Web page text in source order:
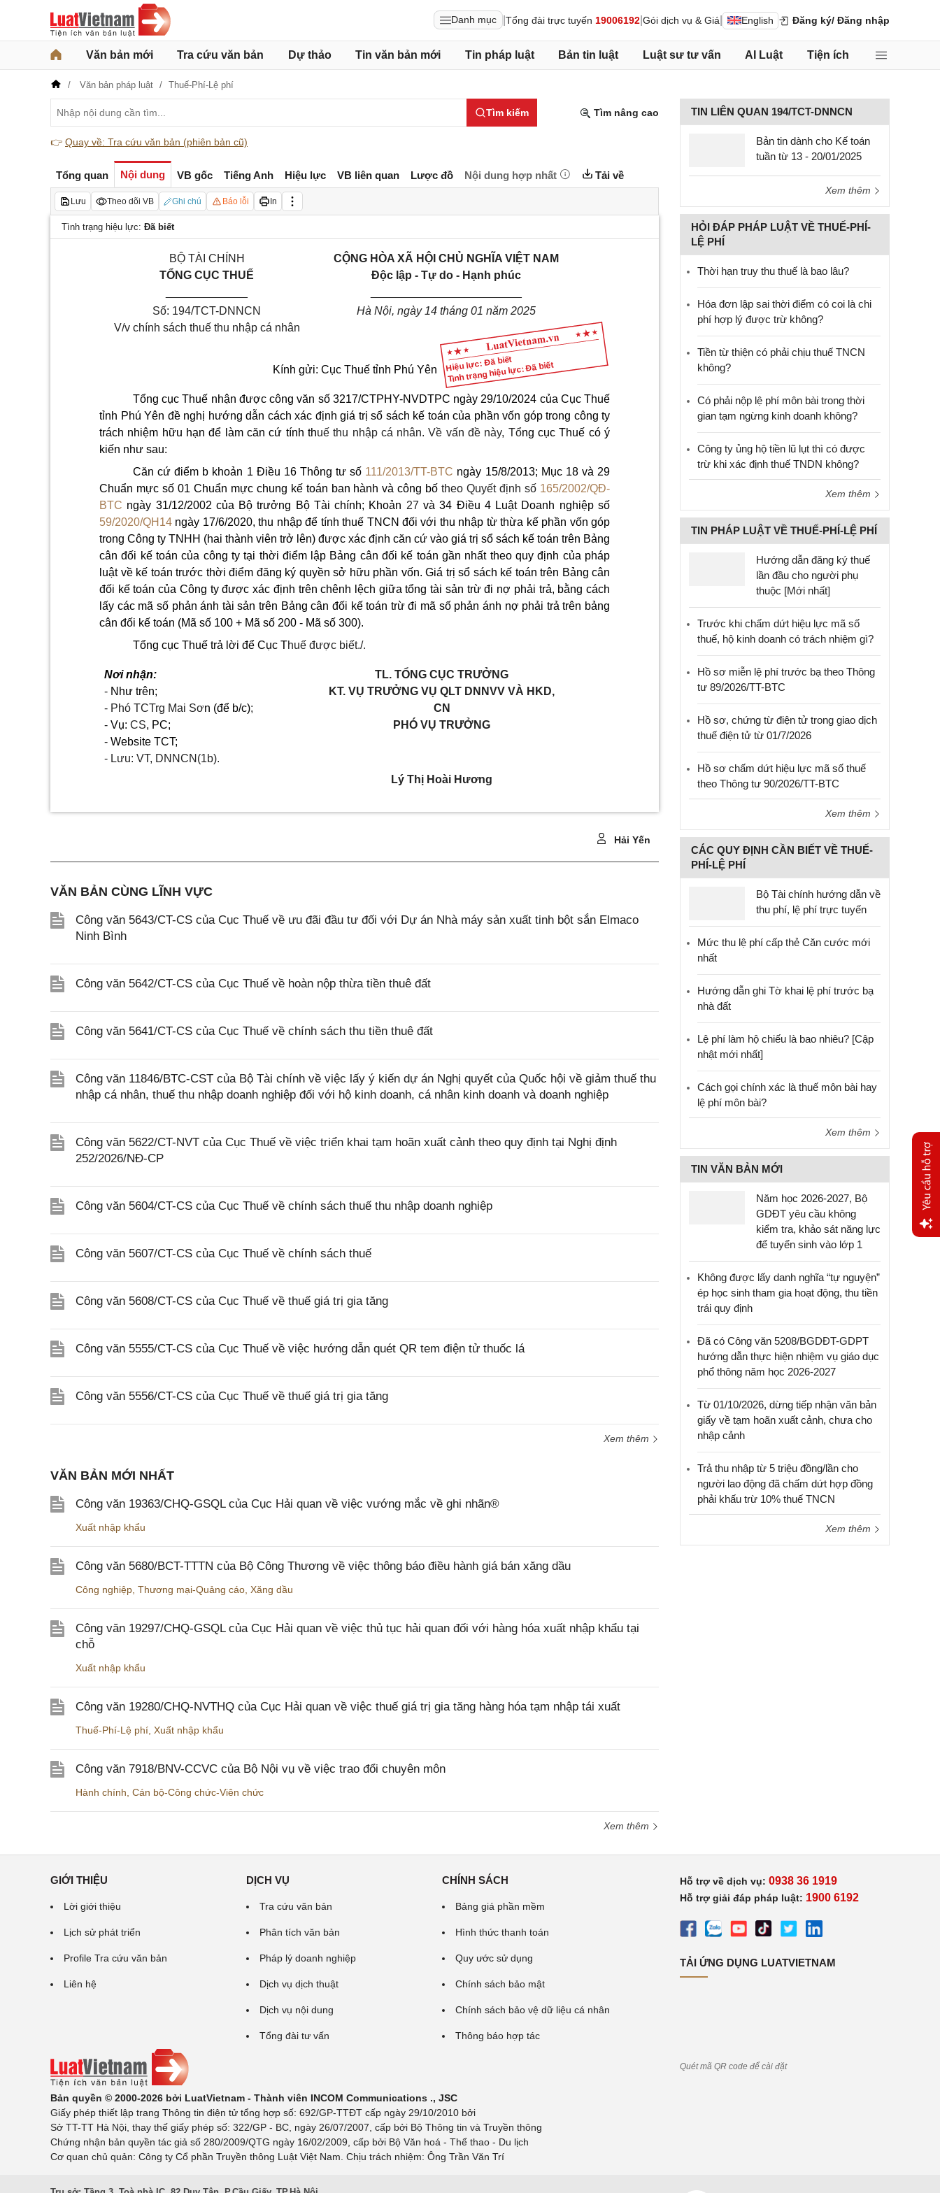
Danh mục Tổng đài trực tuyến 19006192 Gói dịch vụ & Giá English Đăng ký/ Đăng nhập
Văn bản mới Tra cứu văn bản Dự thảo Tin văn bản mới Tin pháp luật Bản tin luật Luật sư tư vấn AI Luật Tiện ích
Văn bản pháp luật Thuế-Phí-Lệ phí
Tìm kiếm Tìm nâng cao
👉 Quay về: Tra cứu văn bản (phiên bản cũ)
Tổng quan Nội dung VB gốc Tiếng Anh Hiệu lực VB liên quan Lược đồ Nội dung hợp nhất Tải về
Lưu Theo dõi VB Ghi chú Báo lỗi In
Tình trạng hiệu lực: Đã biết
Hiệu lực: Đã biết
Tình trạng hiệu lực: Đã biết
BỘ TÀI CHÍNH
TỔNG CỤC THUẾ
Số: 194/TCT-DNNCN
V/v chính sách thuế thu nhập cá nhân
CỘNG HÒA XÃ HỘI CHỦ NGHĨA VIỆT NAM
Độc lập - Tự do - Hạnh phúc
Hà Nội, ngày 14tháng 01 năm 2025
Kính gửi: Cục Thuế tỉnh Phú Yên
Tổng cục Thuế nhận được công văn số 3217/CTPHY-NVDTPC ngày 29/10/2024 của Cục Thuế
tỉnh Phú Yên đề nghị hướng dẫn cách xác định giá trị sổ sách kế toán của phần vốn góp trong công ty
trách nhiệm hữu hạn để làm căn cứ tính thuế thu nhập cá nhân.Về vấn đề này, Tổng cục Thuế có ý
kiến như sau:
Căn cứ điểm b khoản 1 Điều 16 Thông tư số 111/2013/TT-BTC ngày 15/8/2013; Mục 18 và 29
Chuẩn mực số 01 Chuẩn mực chung kế toán ban hành và công bố theo Quyết định số 165/2002/QĐ-
BTC ngày 31/12/2002 của Bộ trưởng Bộ Tài chính; Khoản 27 và 34 Điều 4 Luật Doanh nghiệp số
59/2020/QH14 ngày 17/6/2020, thu nhập để tính thuế TNCN đối với thu nhập từ thừa kế phần vốn góp
trong Công ty TNHH (hai thành viên trở lên) được xác định căn cứ vào giá trị sổ sách kế toán trên Bảng
cân đối kế toán của công ty tại thời điểm lập Bảng cân đối kế toán gần nhất theo quy định của pháp
luật về kế toán trước thời điểm đăng ký quyền sở hữu phần vốn. Giá trị sổ sách kế toán trên Bảng cân
đối kế toán của Công ty được xác định trên chênh lệch giữa tổng tài sản trừ đi nợ phải trả, bằng cách
lấy các mã số phản ánh tài sản trên Bảng cân đối kế toán trừ đi mã số phản ánh nợ phải trả trên bảng
cân đối kế toán (Mã số 100 + Mã số 200 - Mã số 300).
Tổng cục Thuế trả lời để Cục Thuế được biết./.
Nơi nhận:
- Như trên;
- Phó TCTrg Mai Sơn (để b/c);
-Vụ:CS, PC;
-Website TCT;
- Lưu: VT, DNNCN(1b).
TL. TỔNG CỤC TRƯỞNG
KT. VỤ TRƯỞNG VỤ QLT DNNVV VÀ HKD,
CN
PHÓ VỤ TRƯỞNG
Lý Thị Hoài Hương
Hải Yến
VĂN BẢN CÙNG LĨNH VỰC
Công văn 5643/CT-CS của Cục Thuế về ưu đãi đầu tư đối với Dự án Nhà máy sản xuất tinh bột sắn Elmaco
Ninh Bình
Công văn 5642/CT-CS của Cục Thuế về hoàn nộp thừa tiền thuê đất
Công văn 5641/CT-CS của Cục Thuế về chính sách thu tiền thuê đất
Công văn 11846/BTC-CST của Bộ Tài chính về việc lấy ý kiến dự án Nghị quyết của Quốc hội về giảm thuế thu
nhập cá nhân, thuế thu nhập doanh nghiệp đối với hộ kinh doanh, cá nhân kinh doanh và doanh nghiệp
Công văn 5622/CT-NVT của Cục Thuế về việc triển khai tạm hoãn xuất cảnh theo quy định tại Nghị định
252/2026/NĐ-CP
Công văn 5604/CT-CS của Cục Thuế về chính sách thuế thu nhập doanh nghiệp
Công văn 5607/CT-CS của Cục Thuế về chính sách thuế
Công văn 5608/CT-CS của Cục Thuế về thuế giá trị gia tăng
Công văn 5555/CT-CS của Cục Thuế về việc hướng dẫn quét QR tem điện tử thuốc lá
Công văn 5556/CT-CS của Cục Thuế về thuế giá trị gia tăng
Xem thêm
VĂN BẢN MỚI NHẤT
Công văn 19363/CHQ-GSQL của Cục Hải quan về việc vướng mắc về ghi nhãn®
Xuất nhập khẩu
Công văn 5680/BCT-TTTN của Bộ Công Thương về việc thông báo điều hành giá bán xăng dầu
Công nghiệp Thương mại-Quảng cáo Xăng dầu
Công văn 19297/CHQ-GSQL của Cục Hải quan về việc thủ tục hải quan đối với hàng hóa xuất nhập khẩu tại
chỗ
Xuất nhập khẩu
Công văn 19280/CHQ-NVTHQ của Cục Hải quan về việc thuế giá trị gia tăng hàng hóa tạm nhập tái xuất
Thuế-Phí-Lệ phí Xuất nhập khẩu
Công văn 7918/BNV-CCVC của Bộ Nội vụ về việc trao đổi chuyên môn
Hành chính Cán bộ-Công chức-Viên chức
Xem thêm
TIN LIÊN QUAN 194/TCT-DNNCN
Bản tin dành cho Kế toán
tuần từ 13 - 20/01/2025
Xem thêm
HỎI ĐÁP PHÁP LUẬT VỀ THUẾ-PHÍ-
LỆ PHÍ
Thời hạn truy thu thuế là bao lâu?
Hóa đơn lập sai thời điểm có coi là chi
phí hợp lý được trừ không?
Tiền từ thiện có phải chịu thuế TNCN
không?
Có phải nộp lệ phí môn bài trong thời
gian tạm ngừng kinh doanh không?
Công ty ủng hộ tiền lũ lụt thì có được
trừ khi xác định thuế TNDN không?
Xem thêm
TIN PHÁP LUẬT VỀ THUẾ-PHÍ-LỆ PHÍ
Hướng dẫn đăng ký thuế
lần đầu cho người phụ
thuộc [Mới nhất]
Trước khi chấm dứt hiệu lực mã số
thuế, hộ kinh doanh có trách nhiệm gì?
Hồ sơ miễn lệ phí trước bạ theo Thông
tư 89/2026/TT-BTC
Hồ sơ, chứng từ điện tử trong giao dịch
thuế điện tử từ 01/7/2026
Hồ sơ chấm dứt hiệu lực mã số thuế
theo Thông tư 90/2026/TT-BTC
Xem thêm
CÁC QUY ĐỊNH CẦN BIẾT VỀ THUẾ-
PHÍ-LỆ PHÍ
Bộ Tài chính hướng dẫn về
thu phí, lệ phí trực tuyến
Mức thu lệ phí cấp thẻ Căn cước mới
nhất
Hướng dẫn ghi Tờ khai lệ phí trước bạ
nhà đất
Lệ phí làm hộ chiếu là bao nhiêu? [Cập
nhật mới nhất]
Cách gọi chính xác là thuế môn bài hay
lệ phí môn bài?
Xem thêm
TIN VĂN BẢN MỚI
Năm học 2026-2027, Bộ
GDĐT yêu cầu không
kiểm tra, khảo sát năng lực
để tuyển sinh vào lớp 1
Không được lấy danh nghĩa “tự nguyện”
ép học sinh tham gia hoạt động, thu tiền
trái quy định
Đã có Công văn 5208/BGDĐT-GDPT
hướng dẫn thực hiện nhiệm vụ giáo dục
phổ thông năm học 2026-2027
Từ 01/10/2026, dừng tiếp nhận văn bản
giấy về tạm hoãn xuất cảnh, chưa cho
nhập cảnh
Trả thu nhập từ 5 triệu đồng/lần cho
người lao động đã chấm dứt hợp đồng
phải khấu trừ 10% thuế TNCN
Xem thêm
GIỚI THIỆU
Lời giới thiệu
Lịch sử phát triển
Profile Tra cứu văn bản
Liên hệ
DỊCH VỤ
Tra cứu văn bản
Phân tích văn bản
Pháp lý doanh nghiệp
Dịch vụ dịch thuật
Dịch vụ nội dung
Tổng đài tư vấn
CHÍNH SÁCH
Bảng giá phần mềm
Hình thức thanh toán
Quy ước sử dụng
Chính sách bảo mật
Chính sách bảo vệ dữ liệu cá nhân
Thông báo hợp tác
Bản quyền © 2000-2026 bởi LuatVietnam - Thành viên INCOM Communications ., JSC
Giấy phép thiết lập trang Thông tin điện tử tổng hợp số: 692/GP-TTĐT cấp ngày 29/10/2010 bởi
Sở TT-TT Hà Nội, thay thế giấy phép số: 322/GP - BC, ngày 26/07/2007, cấp bởi Bộ Thông tin và Truyền thông
Chứng nhận bản quyền tác giả số 280/2009/QTG ngày 16/02/2009, cấp bởi Bộ Văn hoá - Thể thao - Du lịch
Cơ quan chủ quản: Công ty Cổ phần Truyền thông Luật Việt Nam. Chịu trách nhiệm: Ông Trần Văn Trí
Hỗ trợ về dịch vụ: 0938 36 1919
Hỗ trợ giải đáp pháp luật: 1900 6192
TẢI ỨNG DỤNG LUATVIETNAM
Quét mã QR code để cài đặt